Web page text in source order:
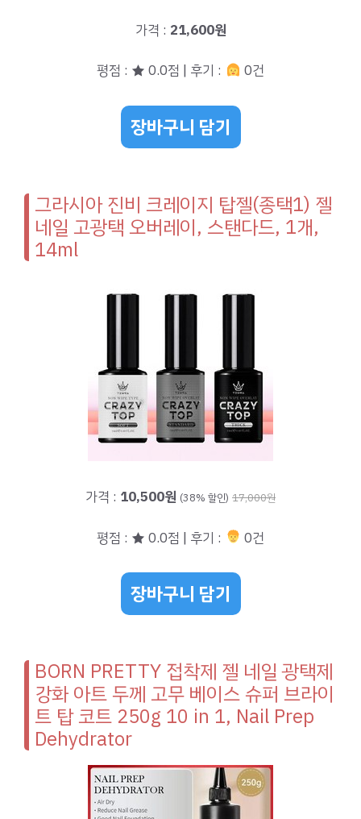
가격 : 21,600원
평점 : ★ 0.0점 | 후기 : 0건
장바구니 담기
그라시아 진비 크레이지 탑젤(종택1) 젤
네일 고광택 오버레이, 스탠다드, 1개,
14ml
가격 : 10,500원 (38% 할인) 17,000원
평점 : ★ 0.0점 | 후기 : 0건
장바구니 담기
BORN PRETTY 접착제 젤 네일 광택제
강화 아트 두께 고무 베이스 슈퍼 브라이
트 탑 코트 250g 10 in 1, Nail Prep
Dehydrator